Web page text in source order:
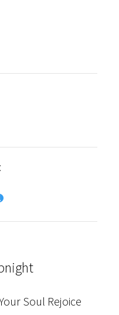
Soul Rejoice